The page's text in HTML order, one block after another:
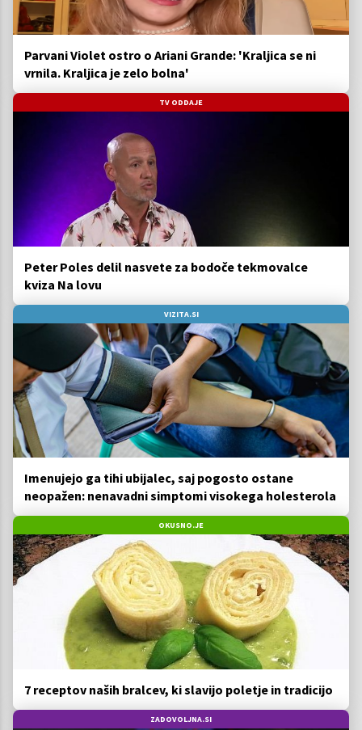
Parvani Violet ostro o Ariani Grande: 'Kraljica se ni
vrnila. Kraljica je zelo bolna'
TV ODDAJE
Peter Poles delil nasvete za bodoče tekmovalce
kviza Na lovu
VIZITA.SI
Imenujejo ga tihi ubijalec, saj pogosto ostane
neopažen: nenavadni simptomi visokega holesterola
OKUSNO.JE
7 receptov naših bralcev, ki slavijo poletje in tradicijo
ZADOVOLJNA.SI